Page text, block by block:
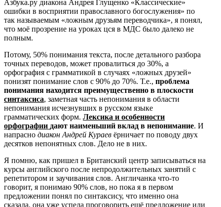
Азбука.ру диакона Андрея Глущенко «Классические»
ошибки в восприятии православного богослужения» по
так называемым «ложным друзьям переводчика», я понял,
что моё прозрение на уроках цся в МДС было далеко не
полным.
Потому, 50% понимания текста, после детального разбора
точных переводов, может провалиться до 30%, а
орфография с грамматикой в случаях «ложных друзей»
понизят понимание слов с 90% до 70%. Т.е., проблема
понимания находится преимущественно в плоскости
синтаксиса, заметная часть непонимания в области
непонимания исчезнувших в русском языке
грамматических форм. Лексика и особенности
орфографии дают наименьший вклад в непонимание. И
напрасно диакон Андрей Кураев ёрничает по поводу двух
десятков непонятных слов. Дело не в них.
Я помню, как пришел в Британский центр записываться на
курсы английского после непродолжительных занятий с
репетитором и заучивания слов. Англичанка что-то
говорит, я понимаю 90% слов, но пока я в первом
предложении понял по синтаксису, что именно она
сказала, она уже успела проговорить ещё предложение или